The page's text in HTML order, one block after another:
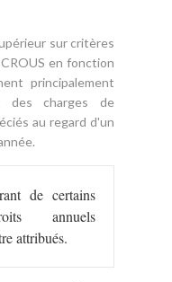
sur critères
en fonction
principalement
des charges de
au regard d'un
de certains
annuels
attribués.